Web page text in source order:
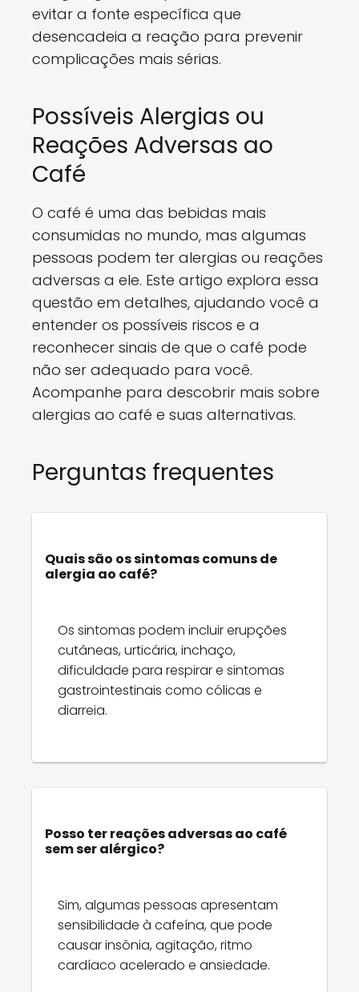
evitar a fonte específica que
desencadeia a reação para prevenir
complicações mais sérias.
Possíveis Alergias ou
Reações Adversas ao
Café
O café é uma das bebidas mais
consumidas no mundo, mas algumas
pessoas podem ter alergias ou reações
adversas a ele. Este artigo explora essa
questão em detalhes, ajudando você a
entender os possíveis riscos e a
reconhecer sinais de que o café pode
não ser adequado para você.
Acompanhe para descobrir mais sobre
alergias ao café e suas alternativas.
Perguntas frequentes
Quais são os sintomas comuns de
alergia ao café?
Os sintomas podem incluir erupções
cutâneas, urticária, inchaço,
dificuldade para respirar e sintomas
gastrointestinais como cólicas e
diarreia.
Posso ter reações adversas ao café
sem ser alérgico?
Sim, algumas pessoas apresentam
sensibilidade à cafeína, que pode
causar insônia, agitação, ritmo
cardíaco acelerado e ansiedade.